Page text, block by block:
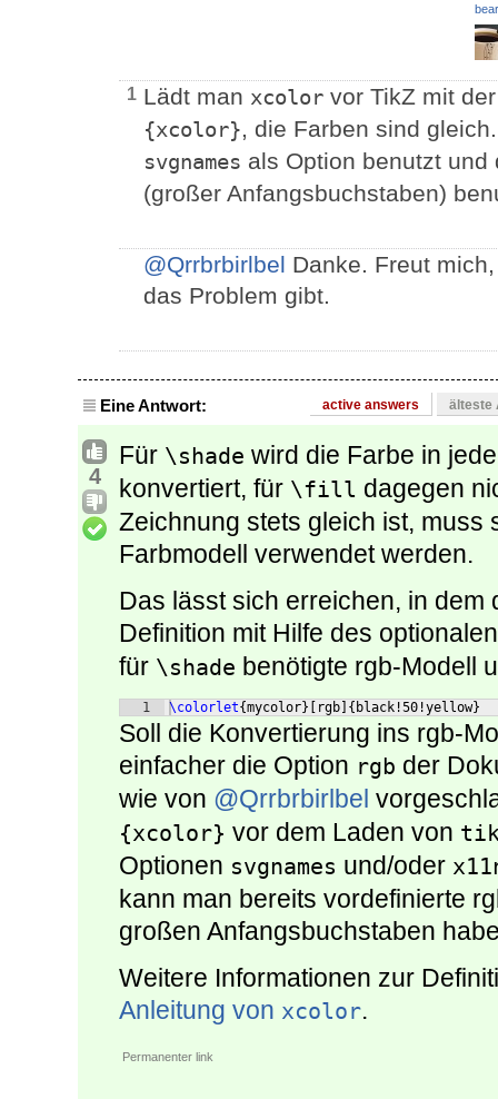
1 Lädt man xcolor vor TikZ mit
{xcolor}, die Farben sind
svgnames als Option benutzt
(großer Anfangsbuchstaben)
@Qrrbrbirlbel Danke. Freut
das Problem gibt.
Eine Antwort: active answers älteste
4
Für \shade wird die Farbe in
konvertiert, für \fill dagegen
Zeichnung stets gleich ist, muss
Farbmodell verwendet werden.
Das lässt sich erreichen, in dem
Definition mit Hilfe des
für \shade benötigte rgb-Modell
1 \colorlet{mycolor} rgb { black!50!yellow}
Soll die Konvertierung ins rgb-
einfacher die Option rgb der
wie von @Qrrbrbirlbel
{xcolor} vor dem Laden von
Optionen svgnames und/oder
kann man bereits vordefinierte
großen Anfangsbuchstaben
Weitere Informationen zur
Anleitung von xcolor.
Permanenter link